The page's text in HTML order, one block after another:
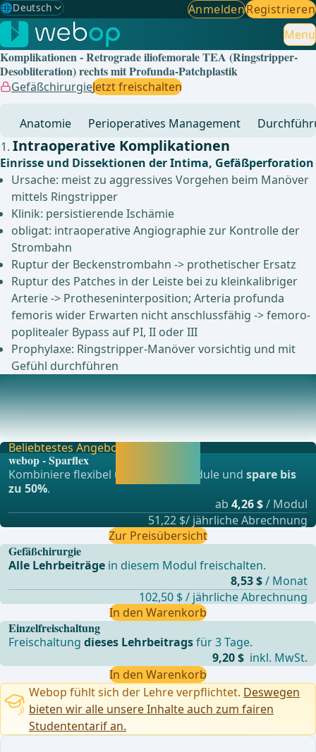
🌐Deutsch
Gewählte Sprache: Deutsch
🇩🇪 Deutsch ✓
🇬🇧English
🇪🇸Spanisch
🇧🇷Brasilianisch
AnmeldenRegistrieren
Menu
Komplikationen - Retrograde iliofemorale TEA (Ringstripper-
Desobliteration) rechts mit Profunda-Patchplastik
GefäßchirurgieJetzt freischalten
Anatomie Perioperatives Management
Intraoperative Komplikationen
Einrisse und Dissektionen der Intima, Gefäßperforation
Ursache: meist zu aggressives Vorgehen beim Manöver
mittels Ringstripper
Klinik: persistierende Ischämie
obligat: intraoperative Angiographie zur Kontrolle der
Strombahn
Ruptur der Beckenstrombahn -> prothetischer Ersatz
Ruptur des Patches in der Leiste bei zu kleinkalibriger
Arterie -> Protheseninterposition; Arteria profunda
femoris wider Erwarten nicht anschlussfähig -> femoro-
poplitealer Bypass auf PI, II oder III
Prophylaxe: Ringstripper-Manöver vorsichtig und mit
Gefühl durchführen
Postoperative Komplikationen
Nachblutung, HämatomUrsachen: technische Fehler wie z.
B. Nahtinsuffizienz, Abrutschen von Ligature
Einzelfreischaltung
Freischaltungdieses Lehrbeitragsfür 3 Tage.
9,20 $ inkl. MwSt.
In den Warenkorb
Beliebtestes Angebot
webop - Sparflex
Kombiniere flexibel unsere Lernmodule undspare bis
zu 50%.
ab 4,26 $/ Modul
51,22 $/ jährliche Abrechnung
Zur Preisübersicht
Gefäßchirurgie
Alle Lehrbeiträge in diesem Modul freischalten.
8,53 $/ Monat
102,50 $ / jährliche Abrechnung
In den Warenkorb
Webop fühlt sich der Lehre verpflichtet. Deswegen
bieten wir alle unsere Inhalte auch zum fairen
Studententarif an.